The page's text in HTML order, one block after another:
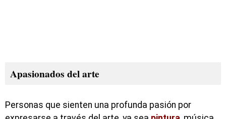
Apasionados del arte
Personas que sienten una profunda pasión por